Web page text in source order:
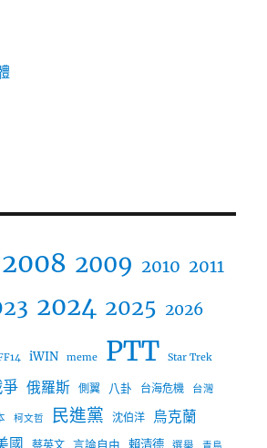
2008 2009 2010 2011
2024 2025 2026
iWIN meme PTT Star Trek
俄羅斯 側翼 八卦 台海危機 台灣
柯文哲 民進黨 沈伯洋 烏克蘭
國 蔡英文 言論自由 選舉